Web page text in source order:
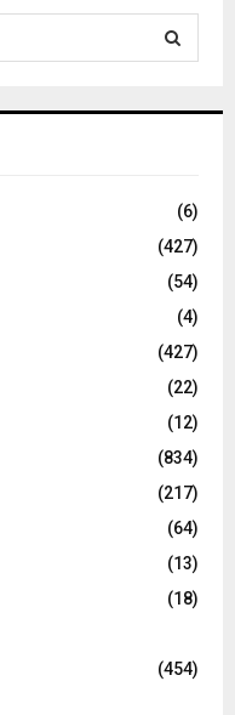
C
(6)
(427)
(54)
(4)
(427)
(22)
(12)
(834)
(217)
(64)
(13)
(18)
(454)